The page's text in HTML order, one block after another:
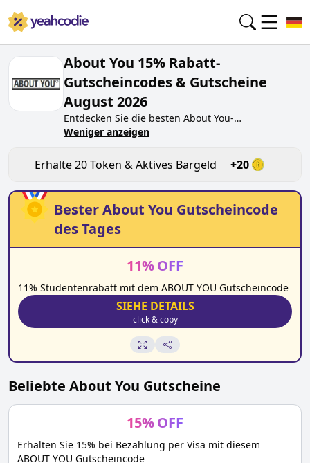
About You 15% Rabatt-
Gutscheincodes & Gutscheine
August 2026
Entdecken Sie die besten About You-
Gutscheincodes von heute für
verdienen Sie Token beiaboutyou.de, indem Sie
den Code testen. Erhalten Sie Belohnungen, wenn
SieAbout You-Gutscheincodes einreichen und
anderen Käufern beim Sparen helfen.
Weniger anzeigen
Erhalte20Token & Aktives Bargeld +20
BesterAbout You Gutscheincode
des Tages
11%OFF
11% Studentenrabatt mit dem ABOUT YOU Gutscheincode
SIEHE DETAILS
click & copy
Beliebte About You Gutscheine
15%OFF
Erhalten Sie 15% bei Bezahlung per Visa mit diesem
ABOUT YOU Gutscheincode